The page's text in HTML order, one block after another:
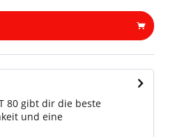
80 gibt dir die beste
und eine